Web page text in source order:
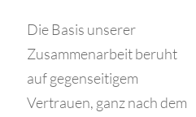
Die Basis unserer
Zusammen­arbeit beruht
auf gegenseitigem
Vertrauen, ganz nach dem